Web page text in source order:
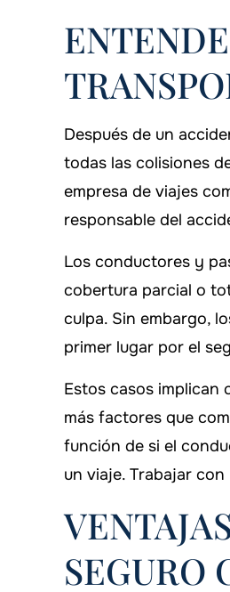
Después de un
todas las colisiones
empresa de viajes
responsable del
Los conductores y
cobertura parcial o
culpa. Sin embargo,
primer lugar por el
Estos casos implican
más factores que
función de si el
un viaje. Trabajar
SEGURO